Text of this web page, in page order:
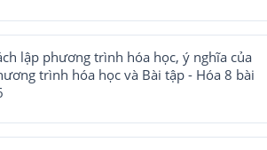
lập phương trình hóa học, ý nghĩa của
trình hóa học và Bài tập - Hóa 8 bài